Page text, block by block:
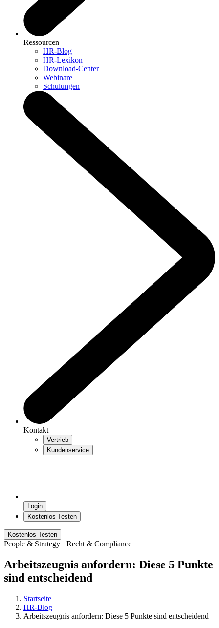
Ressourcen
HR-Blog
HR-Lexikon
Download-Center
Webinare
Schulungen
Kontakt
People & Strategy · Recht & Compliance
Arbeitszeugnis anfordern: Diese 5 Punkte
sind entscheidend
Startseite
HR-Blog
Arbeitszeugnis anfordern: Diese 5 Punkte sind entscheidend